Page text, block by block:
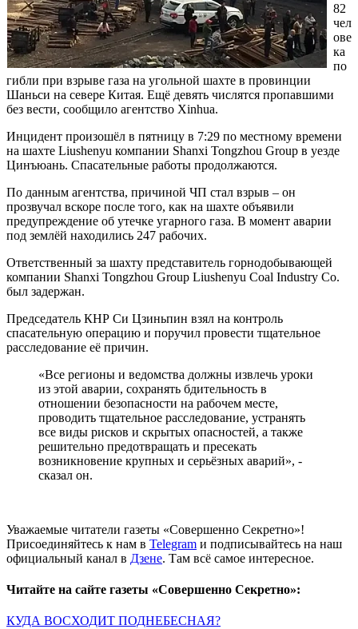
82
чел
ове
ка
по
гибли при взрыве газа на угольной шахте в провинции
Шаньси на севере Китая. Ещё девять числятся пропавшими
без вести, сообщило агентство Xinhua.
Инцидент произошёл в пятницу в 7:29 по местному времени
на шахте Liushenyu компании Shanxi Tongzhou Group в уезде
Цинъюань. Спасательные работы продолжаются.
По данным агентства, причиной ЧП стал взрыв – он
прозвучал вскоре после того, как на шахте объявили
предупреждение об утечке угарного газа. В момент аварии
под землёй находились 247 рабочих.
Ответственный за шахту представитель горнодобывающей
компании Shanxi Tongzhou Group Liushenyu Coal Industry Co.
был задержан.
Председатель КНР Си Цзиньпин взял на контроль
спасательную операцию и поручил провести тщательное
расследование её причин.
«Все регионы и ведомства должны извлечь уроки
из этой аварии, сохранять бдительность в
отношении безопасности на рабочем месте,
проводить тщательное расследование, устранять
все виды рисков и скрытых опасностей, а также
решительно предотвращать и пресекать
возникновение крупных и серьёзных аварий», -
сказал он.
Уважаемые читатели газеты «Совершенно Секретно»!
Присоединяйтесь к нам в Telegram и подписывайтесь на наш
официальный канал в Дзене. Там всё самое интересное.
Читайте на сайте газеты «Совершенно Секретно»:
КУДА ВОСХОДИТ ПОДНЕБЕСНАЯ?